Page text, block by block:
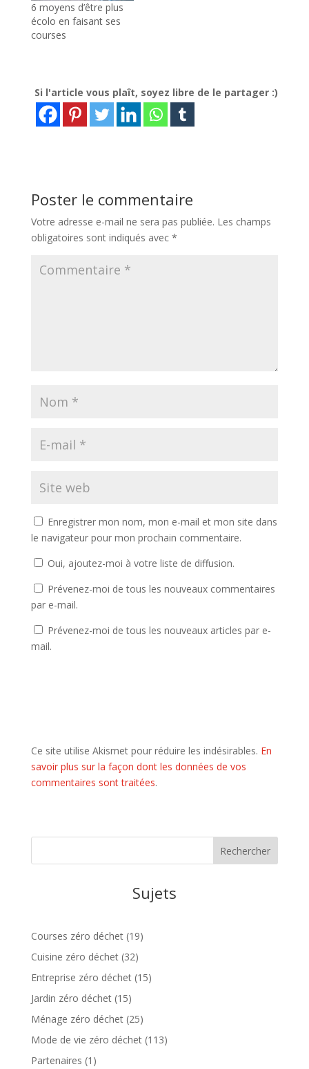
6 moyens d’être plus
écolo en faisant ses
courses
Si l'article vous plaît, soyez libre de le partager :)
Poster le commentaire
Votre adresse e-mail ne sera pas publiée. Les champs
obligatoires sont indiqués avec *
Enregistrer mon nom, mon e-mail et mon site dans
le navigateur pour mon prochain commentaire.
Oui, ajoutez-moi à votre liste de diffusion.
Prévenez-moi de tous les nouveaux commentaires
par e-mail.
Prévenez-moi de tous les nouveaux articles par e-
mail.
Ce site utilise Akismet pour réduire les indésirables. En
savoir plus sur la façon dont les données de vos
commentaires sont traitées.
Sujets
Courses zéro déchet(19)
Cuisine zéro déchet(32)
Entreprise zéro déchet(15)
Jardin zéro déchet(15)
Ménage zéro déchet(25)
Mode de vie zéro déchet(113)
Partenaires (1)